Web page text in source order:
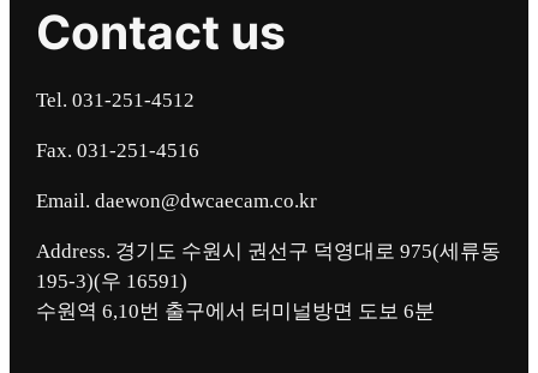
Contact us
Tel. 031-251-4512
Fax. 031-251-4516
Email. daewon@dwcaecam.co.kr
Address. 경기도 수원시 권선구 덕영대로 975(세류동
195-3)(우 16591)